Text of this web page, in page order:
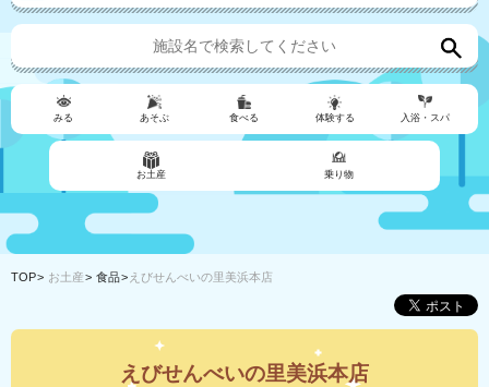
みる あそぶ 食べる 体験する 入浴・スパ
お土産 乗り物
TOP お土産 食品 えびせんべいの里美浜本店
えびせんべいの里美浜本店